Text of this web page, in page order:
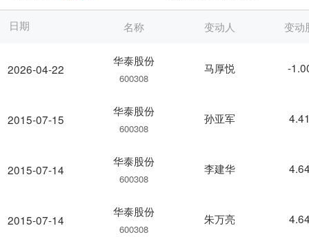
日期
2026-04-22
2015-07-15
2015-07-14
2015-07-14
名称 变动人 变动
华泰股份
600308
马厚悦 -
华泰股份
600308
孙亚军
华泰股份
600308
李建华
华泰股份
600308
朱万亮